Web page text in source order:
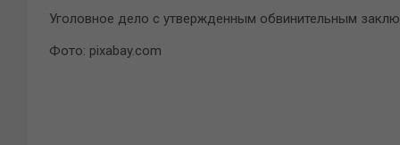
Уголовное дело с утвержденным обвинительным
Фото: pixabay.com